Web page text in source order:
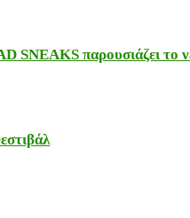
παρουσιάζει το